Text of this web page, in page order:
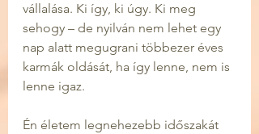
vállalása. Ki így, ki úgy. Ki meg
sehogy – de nyilván nem lehet egy
nap alatt megugrani többezer éves
karmák oldását, ha így lenne, nem is
lenne igaz.
Én életem legnehezebb időszakát